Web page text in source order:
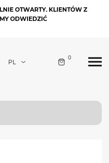
OTWARTY. KLIENTÓW Z
ODWIEDZIĆ
0